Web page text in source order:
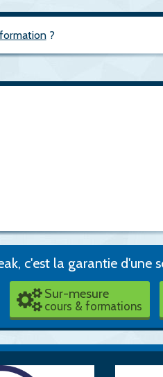
?
c'est la garantie d'une
Sur-mesure
cours & formations